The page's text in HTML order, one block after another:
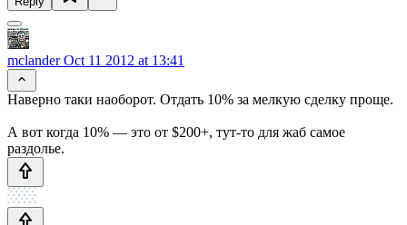
mclanderOct 11 2012 at 13:41
Наверно таки наоборот. Отдать 10% за мелкую сделку проще.
А вот когда 10% — это от $200+, тут-то для жаб самое
раздолье.